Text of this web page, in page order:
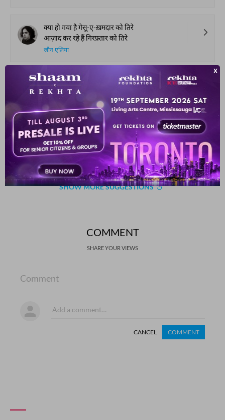
क्या हो गया है गेसू-ए-ख़मदार को तिरे
आज़ाद कर रहे हैं गिरफ़्तार को तिरे
जौन एलिया
लड़ के फिर आए डर गए शायद
बिगड़े थे कुछ सँवर गए शायद
मीर तक़ी मीर
कुछ दर्द है मुतरिबों की लय में
कुछ आग भरी हुई है नय में
SHOW MORE SUGGESTIONS
COMMENT
SHARE YOUR VIEWS
Comment
CANCEL COMMENT